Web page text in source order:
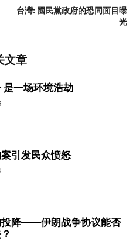
台灣: 國民黨政府的恐同面目曝
光
文章
是一场环境浩劫
引发民众愤怒
投降——伊朗战争协议能否